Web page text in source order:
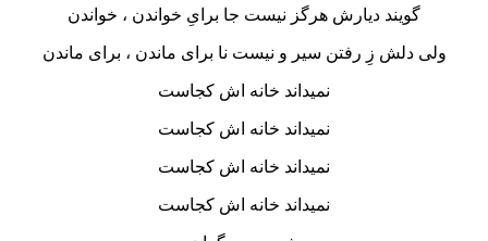
گویند دیارش هرگز نیست جا براىِ خواندن ، خواندن
دلش زِ رفتن سیر و نیست نا براى ماندن ، براى ماندن
نمیداند خانه اش کجاست
نمیداند خانه اش کجاست
نمیداند خانه اش کجاست
نمیداند خانه اش کجاست